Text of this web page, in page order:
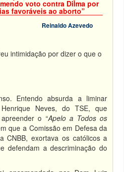
voto contra Dilma por
favoráveis ao aborto”
Reinaldo Azevedo
intimidação por dizer o que o
Entendo absurda a liminar
Neves, do TSE, que
o “Apelo a Todos os
que a Comissão em Defesa da
CNBB, exortava os católicos a
defendam a descriminação do